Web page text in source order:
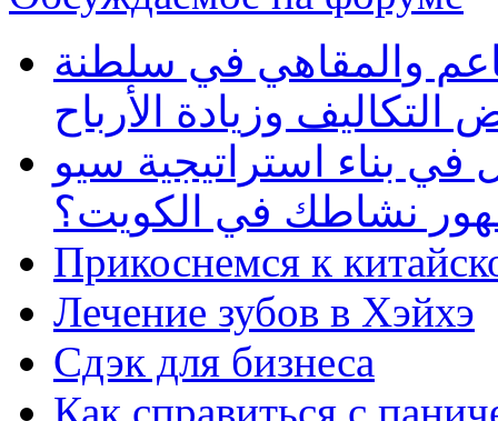
والمقاهي في سلطنة
وزيادة الأرباح
بناء استراتيجية سيو
نشاطك في الكويت؟
Прикоснемся к
Лечение зубов в Хэйхэ
Сдэк для бизнеса
Как справиться с